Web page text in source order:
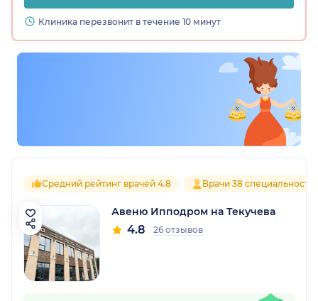
Клиника перезвонит в течение 10 минут
Средний рейтинг врачей 4.8 Врачи 38
Авеню Ипподром на Текучева
4.8 26 отзывов